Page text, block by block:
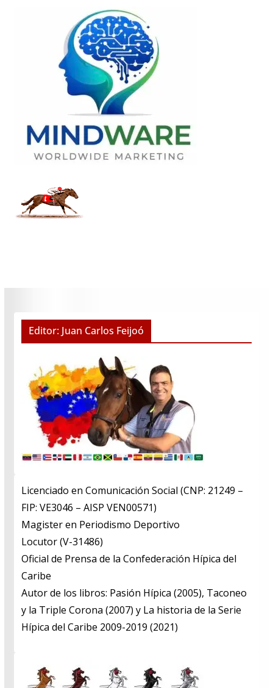
Editor: Juan Carlos Feijoó
Licenciado en Comunicación Social (CNP: 21249 –
FIP: VE3046 – AISP VEN00571)
​Magister en Periodismo Deportivo
​Locutor (V-31486)
​Oficial de Prensa de la Confederación Hípica del
Caribe
​Autor de los libros: Pasión Hípica (2005), Taconeo
y la Triple Corona (2007) y La historia de la Serie
Hípica del Caribe 2009-2019 (2021)